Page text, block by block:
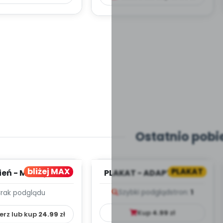
Ostatnio
bliżej MAX
- MIESIĘCZNY
–
podglądu
lub kup 24.99 zł
PLAKAT
PLAKAT - ADAPTACJA -
Szybki podglądstron: 1
Kup4.99zł